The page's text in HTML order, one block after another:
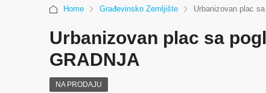
Home Građevinsko Zemljište Urbanizovan plac
Urbanizovan plac sa
GRADNJA
NA PRODAJU